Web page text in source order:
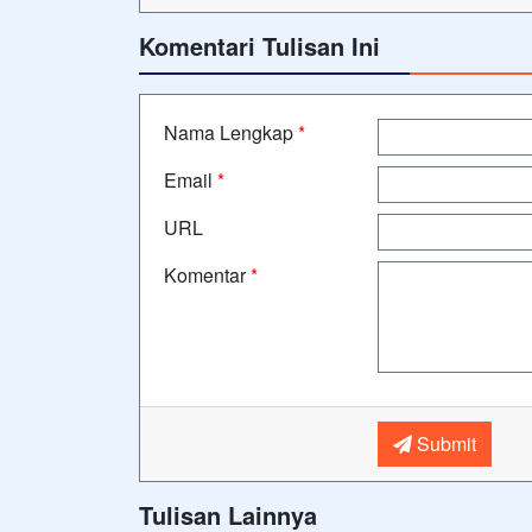
Komentari Tulisan Ini
Nama Lengkap*
Email *
URL
Komentar*
Submit
Tulisan Lainnya